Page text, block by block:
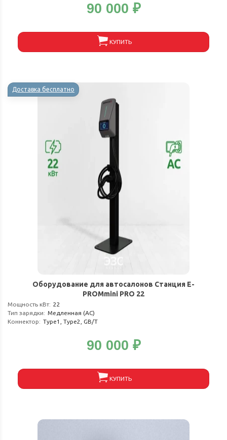
90 000 ₽
КУПИТЬ
Доставка бесплатно
Оборудование для автосалонов Станция E-
PROMmini PRO 22
Мощность кВт: 22
Тип зарядки: Медленная (АС)
Коннектор: Type1, Type2, GB/T
90 000 ₽
КУПИТЬ